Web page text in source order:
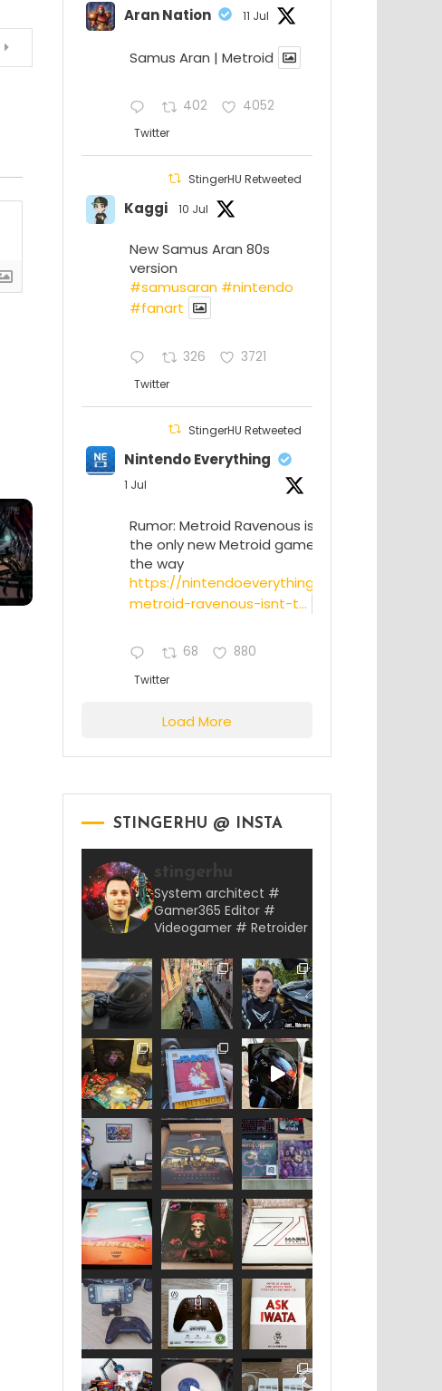
Aran Nation 11 Jul
Samus Aran | Metroid
402 4052
Twitter
StingerHU Retweeted
Kaggi 10 Jul
New Samus Aran 80s
version
#samusaran #nintendo
#fanartㅤㅤㅤㅤ
326 3721
Twitter
StingerHU Retweeted
Nintendo Everything
1 Jul
Rumor: Metroid Ravenous isn’t
the only new Metroid game on
the way
https://nintendoeverything.com/rumor-
metroid-ravenous-isnt-t...
68 880
Twitter
Load More
STINGERHU @ INSTA
stingerhu
System architect #
Gamer365 Editor #
Videogamer # Retroider